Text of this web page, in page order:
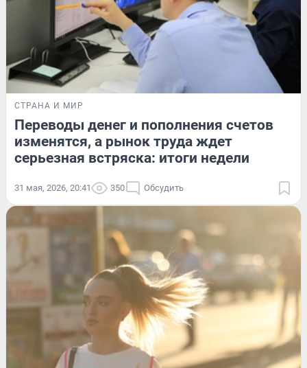
СТРАНА И МИР
Переводы денег и пополнения счетов
изменятся, а рынок труда ждет
серьезная встряска: итоги недели
31 мая, 2026, 20:41 350 Обсудить